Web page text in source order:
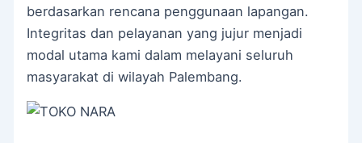
berdasarkan rencana penggunaan lapangan.
Integritas dan pelayanan yang jujur menjadi
modal utama kami dalam melayani seluruh
masyarakat di wilayah Palembang.